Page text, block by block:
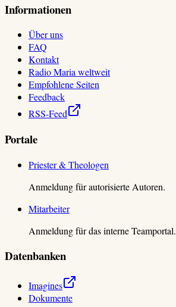
Informationen
Über uns
FAQ
Kontakt
Radio Maria weltweit
Empfohlene Seiten
Feedback
RSS-Feed
Portale
Priester & Theologen
Anmeldung für autorisierte Autoren.
Mitarbeiter
Anmeldung für das interne Teamportal.
Datenbanken
Imagines
Dokumente